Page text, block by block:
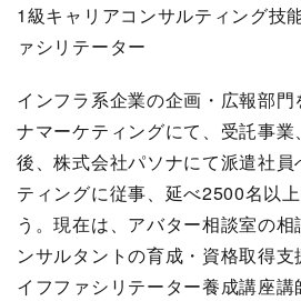
1級キャリアコンサルティング技
ァシリテーター
インフラ系企業の企画・広報部
ナマーケティングにて、受託事
後、株式会社パソナにて派遣社
ティングに従事、延べ2500名以
う。現在は、アバター相談室の
ンサルタントの育成・資格取得
イフファシリテーター養成講座講